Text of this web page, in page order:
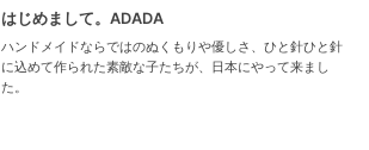
はじめまして。ADADA
ハンドメイドならではのぬくもりや優しさ、ひと針ひと針
に込めて作られた素敵な子たちが、日本にやって来まし
た。